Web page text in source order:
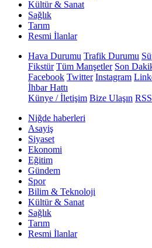
Kültür & Sanat
Sağlık
Tarım
Resmi İlanlar
Hava Durumu Trafik Durumu
Fikstür Tüm Manşetler Son
Facebook Twitter Instagram
İhbar Hattı
Künye / İletişim Bize Ulaşın
Niğde haberleri
Asayiş
Siyaset
Ekonomi
Eğitim
Gündem
Spor
Bilim & Teknoloji
Kültür & Sanat
Sağlık
Tarım
Resmi İlanlar